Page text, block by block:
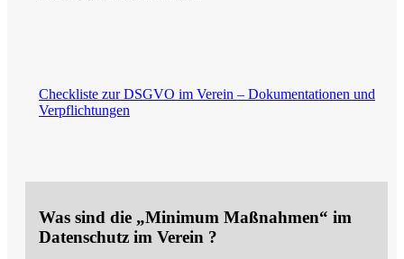
Checkliste zur DSGVO im Verein – Dokumentationen und
Verpflichtungen
Was sind die „Minimum Maßnahmen“ im
Datenschutz im Verein ?